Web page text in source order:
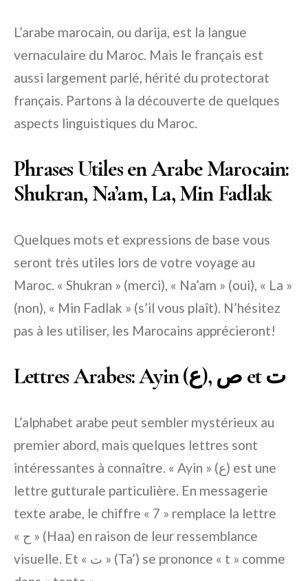
L’arabe marocain, ou darija, est la langue
vernaculaire du Maroc. Mais le français est
aussi largement parlé, hérité du protectorat
français. Partons à la découverte de quelques
aspects linguistiques du Maroc.
Phrases Utiles en Arabe Marocain:
Shukran, Na’am, La, Min Fadlak
Quelques mots et expressions de base vous
seront très utiles lors de votre voyage au
Maroc. « Shukran » (merci), « Na’am » (oui), « La »
(non), « Min Fadlak » (s’il vous plaît). N’hésitez
pas à les utiliser, les Marocains apprécieront!
Lettres Arabes: Ayin (ع), ص et ت
L’alphabet arabe peut sembler mystérieux au
premier abord, mais quelques lettres sont
intéressantes à connaître. « Ayin » (ع) est une
lettre gutturale particulière. En messagerie
texte arabe, le chiffre « 7 » remplace la lettre
« ح » (Haa) en raison de leur ressemblance
visuelle. Et « ت » (Ta’) se prononce « t » comme